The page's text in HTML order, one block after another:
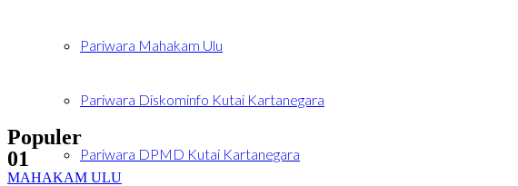
Pariwara Mahakam Ulu
Pariwara Diskominfo Kutai Kartanegara
Pariwara DPMD Kutai Kartanegara
Populer
01
MAHAKAM ULU